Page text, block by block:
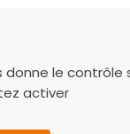
donne le contrôle
activer